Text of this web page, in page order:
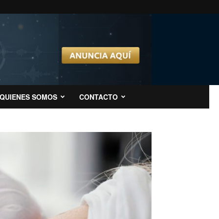
QUIENES SOMOS CONTACTO